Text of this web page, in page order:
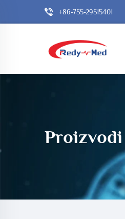
+86-755-29515401
Proizvodi